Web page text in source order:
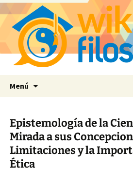
Menú
Epistemología de la
Mirada a sus
Limitaciones y la
Ética